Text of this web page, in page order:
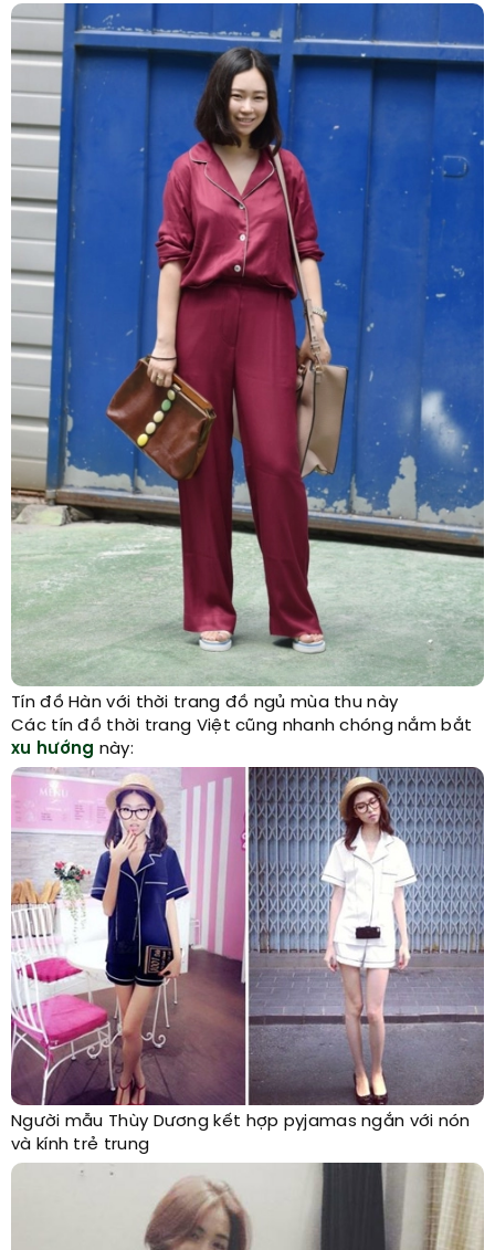
Tín đồ Hàn với thời trang đồ ngủ mùa thu này
Các tín đồ thời trang Việt cũng nhanh chóng nắm bắt
xu hướng này:
Người mẫu Thùy Dương kết hợp pyjamas ngắn với nón
và kính trẻ trung